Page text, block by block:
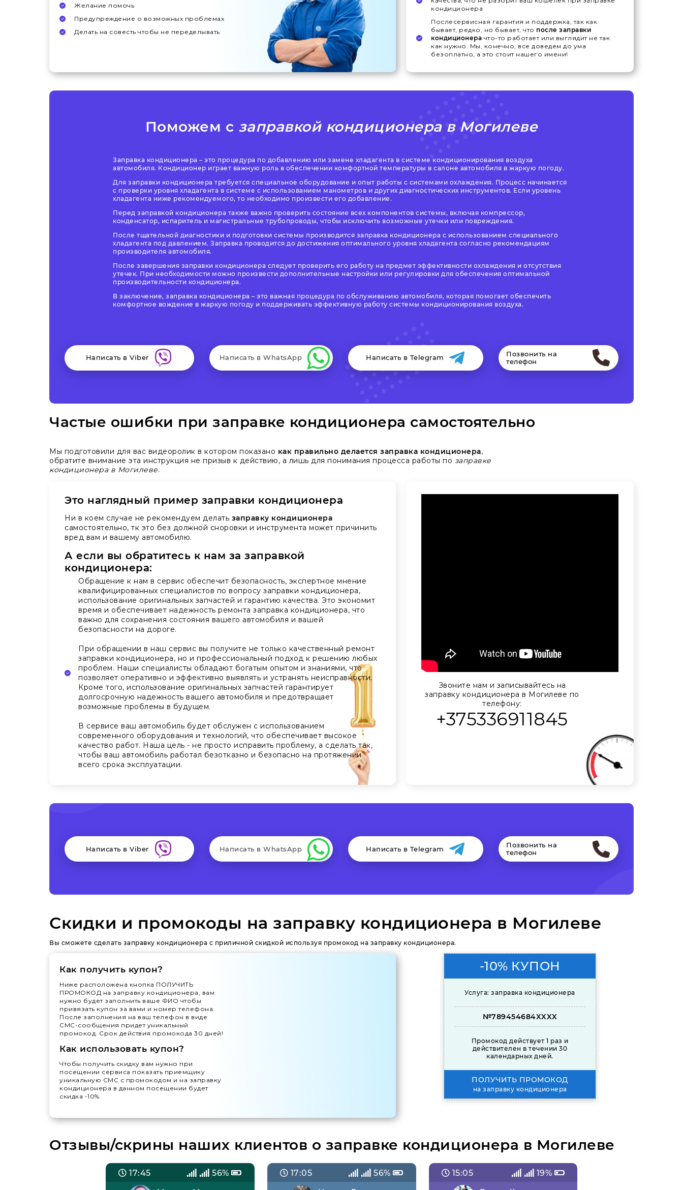
Желание помочь
Предупреждение о возможных проблемах
Делать на совесть чтобы не переделывать
кондиционера
Послесервисная гарантия и поддержка, так как
бывает, редко, но бывает, что после заправки
кондиционера что-то работает или выглядит не так
как нужно. Мы, конечно, все доведем до ума
безоплатно, а это стоит нашего имени!
Поможем с заправкой кондиционера в Могилеве
Заправка кондиционера – это процедура по добавлению или замене хладагента в системе кондиционирования воздуха
автомобиля. Кондиционер играет важную роль в обеспечении комфортной температуры в салоне автомобиля в жаркую погоду.
Для заправки кондиционера требуется специальное оборудование и опыт работы с системами охлаждения. Процесс начинается
с проверки уровня хладагента в системе с использованием манометров и других диагностических инструментов. Если уровень
хладагента ниже рекомендуемого, то необходимо произвести его добавление.
Перед заправкой кондиционера также важно проверить состояние всех компонентов системы, включая компрессор,
конденсатор, испаритель и магистральные трубопроводы, чтобы исключить возможные утечки или повреждения.
После тщательной диагностики и подготовки системы производится заправка кондиционера с использованием специального
хладагента под давлением. Заправка проводится до достижения оптимального уровня хладагента согласно рекомендациям
производителя автомобиля.
После завершения заправки кондиционера следует проверить его работу на предмет эффективности охлаждения и отсутствия
утечек. При необходимости можно произвести дополнительные настройки или регулировки для обеспечения оптимальной
производительности кондиционера.
В заключение, заправка кондиционера – это важная процедура по обслуживанию автомобиля, которая помогает обеспечить
комфортное вождение в жаркую погоду и поддерживать эффективную работу системы кондиционирования воздуха.
Написать в Viber Написать в WhatsApp Написать в Telegram
Позвонить на
телефон
Частые ошибки при заправке кондиционера самостоятельно
Мы подготовили для вас видеоролик в котором показано как правильно делается заправка кондиционера,
обратите внимание эта инструкция не призыв к действию, а лишь для понимания процесса работы по заправке
кондиционера в Могилеве.
Это наглядный пример заправки кондиционера
Ни в коем случае не рекомендуем делать заправку кондиционера
самостоятельно, тк это без должной сноровки и инструмента может причинить
вред вам и вашему автомобилю.
А если вы обратитесь к нам за заправкой
кондиционера:
Обращение к нам в сервис обеспечит безопасность, экспертное мнение
квалифицированных специалистов по вопросу заправки кондиционера,
использование оригинальных запчастей и гарантию качества. Это экономит
время и обеспечивает надежность ремонта заправка кондиционера, что
важно для сохранения состояния вашего автомобиля и вашей
безопасности на дороге.
При обращении в наш сервис вы получите не только качественный ремонт
заправки кондиционера, но и профессиональный подход к решению любых
проблем. Наши специалисты обладают богатым опытом и знаниями, что
позволяет оперативно и эффективно выявлять и устранять неисправности.
Кроме того, использование оригинальных запчастей гарантирует
долгосрочную надежность вашего автомобиля и предотвращает
возможные проблемы в будущем.
В сервисе ваш автомобиль будет обслужен с использованием
современного оборудования и технологий, что обеспечивает высокое
качество работ. Наша цель - не просто исправить проблему, а сделать так,
чтобы ваш автомобиль работал безотказно и безопасно на протяжении
всего срока эксплуатации.
Звоните нам и записывайтесь на
заправку кондиционера в Могилеве по
телефону:
+375336911845
Написать в Viber Написать в WhatsApp Написать в Telegram
Позвонить на
телефон
Скидки и промокоды на заправку кондиционера в Могилеве
Вы сможете сделать заправку кондиционера с приличной скидкой используя промокод на заправку кондиционера.
Как получить купон?
Ниже расположена кнопка ПОЛУЧИТЬ
ПРОМОКОД на заправку кондиционера, вам
нужно будет заполнить ваше ФИО чтобы
привязать купон за вами и номер телефона.
После заполнения на ваш телефон в виде
СМС-сообщения придет уникальный
промокод. Срок действия промокода 30 дней!
Как использовать купон?
Чтобы получить скидку вам нужно при
посещении сервиса показать приемщику
уникальную СМС с промокодом и на заправку
кондиционера в данном посещении будет
скидка -10%
-10% КУПОН
Услуга: заправка кондиционера
№789454684XXXX
Промокод действует 1 раз и
действителен в течении 30
календарных дней.
ПОЛУЧИТЬ ПРОМОКОД
на заправку кондиционера
Отзывы/скрины наших клиентов о заправке кондиционера в Могилеве
17:45
56%
17:05
56%
15:05
19%